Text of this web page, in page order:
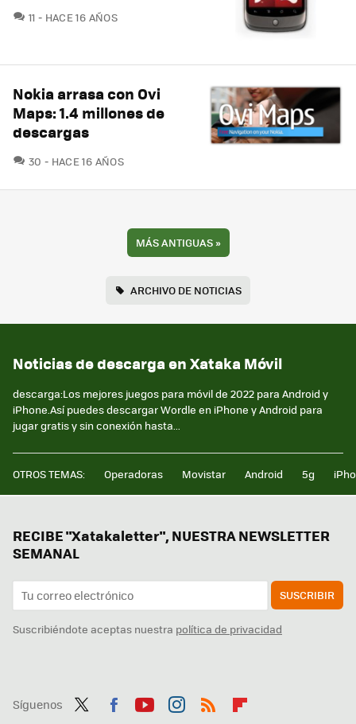
11 COMENTARIOS
HACE 16 AÑOS
Nokia arrasa con Ovi
Maps: 1.4 millones de
descargas
30 COMENTARIOS
HACE 16 AÑOS
MÁS ANTIGUAS»
ARCHIVO DE NOTICIAS
Noticias de descarga en Xataka Móvil
descarga:Los mejores juegos para móvil de 2022 para Android y
iPhone.Así puedes descargar Wordle en iPhone y Android para
jugar gratis y sin conexión hasta...
OTROS TEMAS: Operadoras Movistar Android 5g
RECIBE "Xatakaletter", NUESTRA NEWSLETTER
SEMANAL
SUSCRIBIR
Suscribiéndote aceptas nuestra política de privacidad
Síguenos